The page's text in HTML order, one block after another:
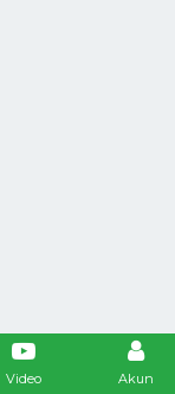
Video Akun